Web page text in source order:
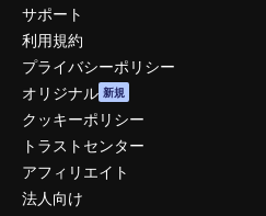
サポート
利用規約
プライバシーポリシー
オリジナル 新規
クッキーポリシー
トラストセンター
アフィリエイト
法人向け